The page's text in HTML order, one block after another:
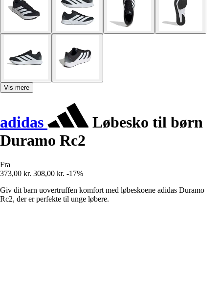
Vis mere
adidas
Løbesko til børn
Duramo Rc2
Fra
373,00 kr. 308,00 kr. -17%
Giv dit barn uovertruffen komfort med løbeskoene adidas Duramo
Rc2, der er perfekte til unge løbere.